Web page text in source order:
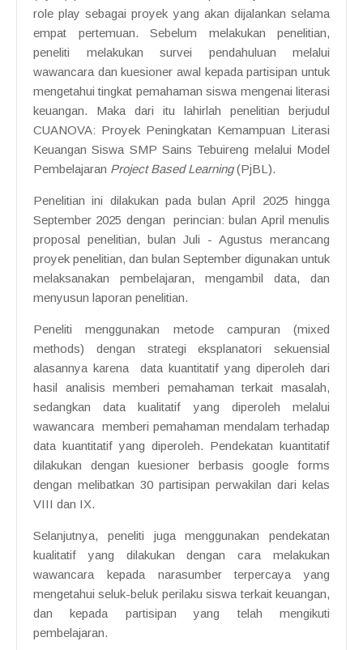
role play sebagai proyek yang akan dijalankan selama
empat pertemuan. Sebelum melakukan penelitian,
peneliti melakukan survei pendahuluan melalui
wawancara dan kuesioner awal kepada partisipan untuk
mengetahui tingkat pemahaman siswa mengenai literasi
keuangan. Maka dari itu lahirlah penelitian berjudul
CUANOVA: Proyek Peningkatan Kemampuan Literasi
Keuangan Siswa SMP Sains Tebuireng melalui Model
Pembelajaran Project Based Learning(PjBL).
Penelitian ini dilakukan pada bulan April 2025 hingga
September 2025 dengan perincian: bulan April menulis
proposal penelitian, bulan Juli - Agustus merancang
proyek penelitian, dan bulan September digunakan untuk
melaksanakan pembelajaran, mengambil data, dan
menyusun laporan penelitian.
Peneliti menggunakan metode campuran (mixed
methods) dengan strategi eksplanatori sekuensial
alasannya karena data kuantitatif yang diperoleh dari
hasil analisis memberi pemahaman terkait masalah,
sedangkan data kualitatif yang diperoleh melalui
wawancara memberi pemahaman mendalam terhadap
data kuantitatif yang diperoleh. Pendekatan kuantitatif
dilakukan dengan kuesioner berbasis google forms
dengan melibatkan 30 partisipan perwakilan dari kelas
VIII dan IX.
Selanjutnya, peneliti juga menggunakan pendekatan
kualitatif yang dilakukan dengan cara melakukan
wawancara kepada narasumber terpercaya yang
mengetahui seluk-beluk perilaku siswa terkait keuangan,
dan kepada partisipan yang telah mengikuti
pembelajaran.